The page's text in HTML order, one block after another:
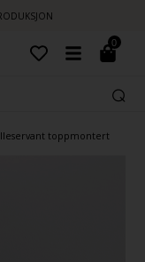
0
toppmontert